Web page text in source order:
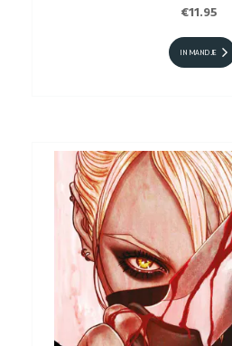
€11.95
IN MANDJE